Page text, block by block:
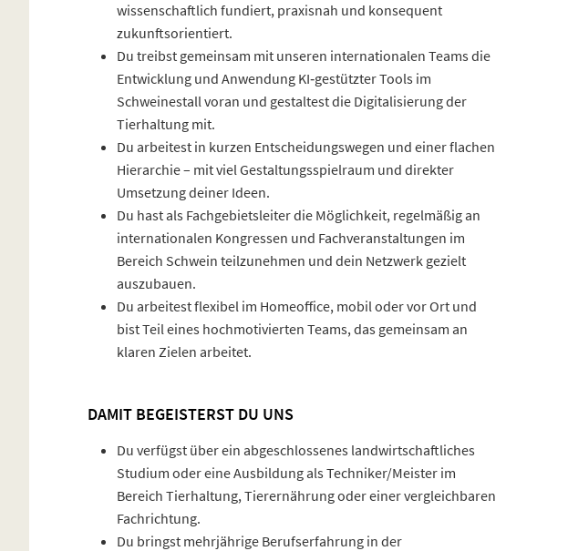
wissenschaftlich fundiert, praxisnah und konsequent
zukunftsorientiert.
Du treibst gemeinsam mit unseren internationalen Teams die
Entwicklung und Anwendung KI‑gestützter Tools im
Schweinestall voran und gestaltest die Digitalisierung der
Tierhaltung mit.
Du arbeitest in kurzen Entscheidungswegen und einer flachen
Hierarchie – mit viel Gestaltungsspielraum und direkter
Umsetzung deiner Ideen.
Du hast als Fachgebietsleiter die Möglichkeit, regelmäßig an
internationalen Kongressen und Fachveranstaltungen im
Bereich Schwein teilzunehmen und dein Netzwerk gezielt
auszubauen.
Du arbeitest flexibel im Homeoffice, mobil oder vor Ort und
bist Teil eines hochmotivierten Teams, das gemeinsam an
klaren Zielen arbeitet.
DAMIT BEGEISTERST DU UNS
Du verfügst über ein abgeschlossenes landwirtschaftliches
Studium oder eine Ausbildung als Techniker/Meister im
Bereich Tierhaltung, Tierernährung oder einer vergleichbaren
Fachrichtung.
Du bringst mehrjährige Berufserfahrung in der